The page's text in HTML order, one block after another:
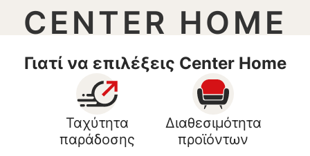
CENTER HOME
Γιατί να επιλέξεις Center Home
Ταχύτητα
παράδοσης
Διαθεσιμότητα
προϊόντων